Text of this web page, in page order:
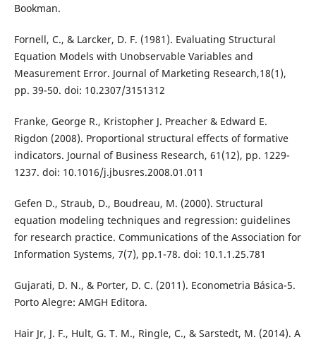
Bookman.
Fornell, C., & Larcker, D. F. (1981). Evaluating Structural
Equation Models with Unobservable Variables and
Measurement Error. Journal of Marketing Research,18(1),
pp. 39-50. doi: 10.2307/3151312
Franke, George R., Kristopher J. Preacher & Edward E.
Rigdon (2008). Proportional structural effects of formative
indicators. Journal of Business Research, 61(12), pp. 1229-
1237. doi: 10.1016/j.jbusres.2008.01.011
Gefen D., Straub, D., Boudreau, M. (2000). Structural
equation modeling techniques and regression: guidelines
for research practice. Communications of the Association for
Information Systems, 7(7), pp.1-78. doi: 10.1.1.25.781
Gujarati, D. N., & Porter, D. C. (2011). Econometria Básica-5.
Porto Alegre: AMGH Editora.
Hair Jr, J. F., Hult, G. T. M., Ringle, C., & Sarstedt, M. (2014). A